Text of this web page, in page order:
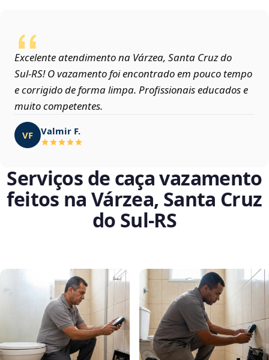
Excelente atendimento na Várzea, Santa Cruz do
Sul‑RS! O vazamento foi encontrado em pouco tempo
e corrigido de forma limpa. Profissionais educados e
muito competentes.
VF Valmir F.
Serviços de caça vazamento
feitos na Várzea, Santa Cruz
do Sul‑RS